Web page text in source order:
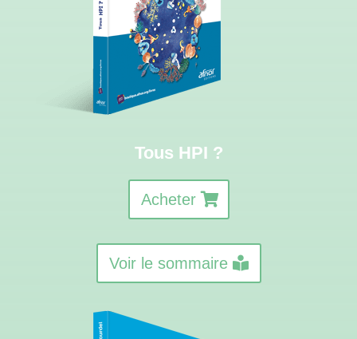
Tous HPI ?
Acheter
Voir le sommaire